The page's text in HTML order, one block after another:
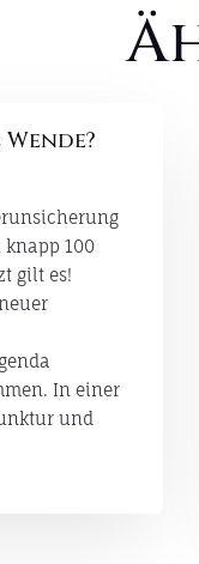
100
gilt es!
In einer
und